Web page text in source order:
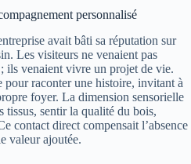
personnalisé
avait bâti sa réputation sur
Les visiteurs ne venaient pas
ils venaient vivre un projet de vie.
pour raconter une histoire, invitant à
foyer. La dimension sensorielle
tissus, sentir la qualité du bois,
contact direct compensait l’absence
valeur ajoutée.